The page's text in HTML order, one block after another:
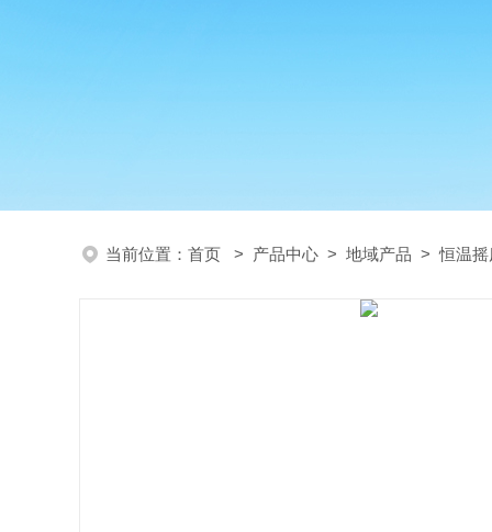
当前位置： 首页 > 产品中心 > 地域产品 >恒温